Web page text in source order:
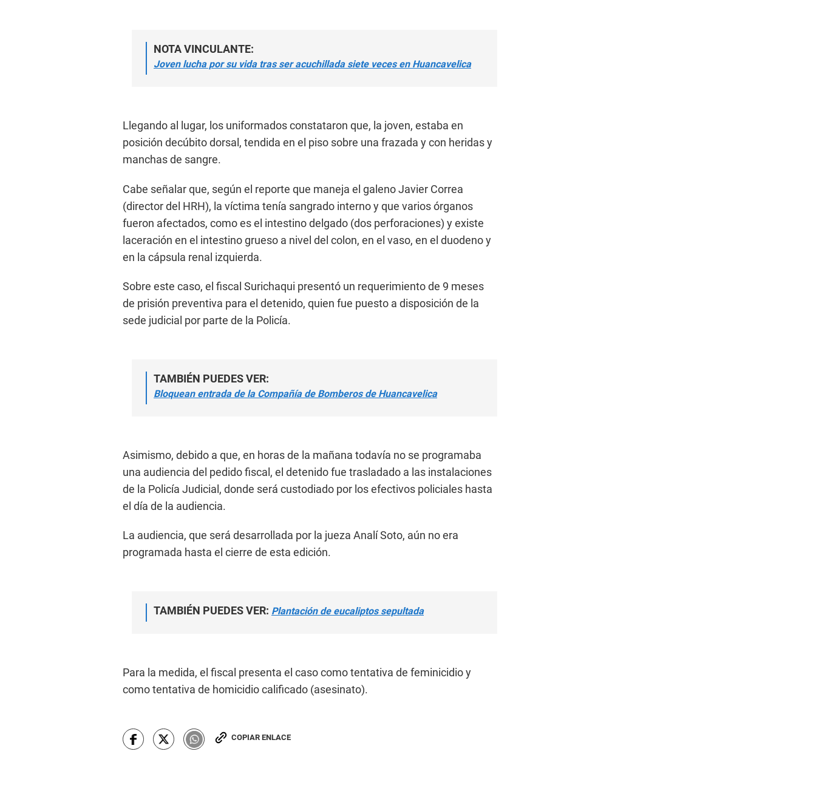
NOTA VINCULANTE:
Joven lucha por su vida tras ser acuchillada siete veces en Huancavelica
Llegando al lugar, los uniformados constataron que, la joven, estaba en
posición decúbito dorsal, tendida en el piso sobre una frazada y con heridas y
manchas de sangre.
Cabe señalar que, según el reporte que maneja el galeno Javier Correa
(director del HRH), la víctima tenía sangrado interno y que varios órganos
fueron afectados, como es el intestino delgado (dos perforaciones) y existe
laceración en el intestino grueso a nivel del colon, en el vaso, en el duodeno y
en la cápsula renal izquierda.
Sobre este caso, el fiscal Surichaqui presentó un requerimiento de 9 meses
de prisión preventiva para el detenido, quien fue puesto a disposición de la
sede judicial por parte de la Policía.
TAMBIÉN PUEDES VER:
Bloquean entrada de la Compañía de Bomberos de Huancavelica
Asimismo, debido a que, en horas de la mañana todavía no se programaba
una audiencia del pedido fiscal, el detenido fue trasladado a las instalaciones
de la Policía Judicial, donde será custodiado por los efectivos policiales hasta
el día de la audiencia.
La audiencia, que será desarrollada por la jueza Analí Soto, aún no era
programada hasta el cierre de esta edición.
TAMBIÉN PUEDES VER: Plantación de eucaliptos sepultada
Para la medida, el fiscal presenta el caso como tentativa de feminicidio y
como tentativa de homicidio calificado (asesinato).
COPIAR ENLACE